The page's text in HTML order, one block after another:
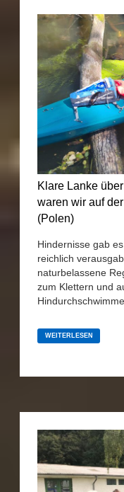
Klare Lanke
waren wir auf
(Polen)
Hindernisse gab
reichlich
naturbelassene
zum Klettern und
KLARE
LANKE
WESTPOMMERN
WEITERLESEN